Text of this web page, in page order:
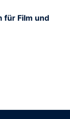
für Film und